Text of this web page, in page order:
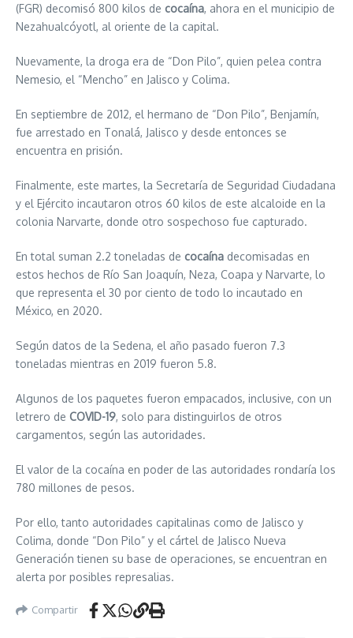
(FGR) decomisó 800 kilos de cocaína, ahora en el municipio de
Nezahualcóyotl, al oriente de la capital.
Nuevamente, la droga era de “Don Pilo”, quien pelea contra
Nemesio, el “Mencho” en Jalisco y Colima.
En septiembre de 2012, el hermano de “Don Pilo”, Benjamín,
fue arrestado en Tonalá, Jalisco y desde entonces se
encuentra en prisión.
Finalmente, este martes, la Secretaría de Seguridad Ciudadana
y el Ejército incautaron otros 60 kilos de este alcaloide en la
colonia Narvarte, donde otro sospechoso fue capturado.
En total suman 2.2 toneladas de cocaína decomisadas en
estos hechos de Río San Joaquín, Neza, Coapa y Narvarte, lo
que representa el 30 por ciento de todo lo incautado en
México, en 2020.
Según datos de la Sedena, el año pasado fueron 7.3
toneladas mientras en 2019 fueron 5.8.
Algunos de los paquetes fueron empacados, inclusive, con un
letrero de COVID-19, solo para distinguirlos de otros
cargamentos, según las autoridades.
El valor de la cocaína en poder de las autoridades rondaría los
780 millones de pesos.
Por ello, tanto autoridades capitalinas como de Jalisco y
Colima, donde “Don Pilo” y el cártel de Jalisco Nueva
Generación tienen su base de operaciones, se encuentran en
alerta por posibles represalias.
Compartir